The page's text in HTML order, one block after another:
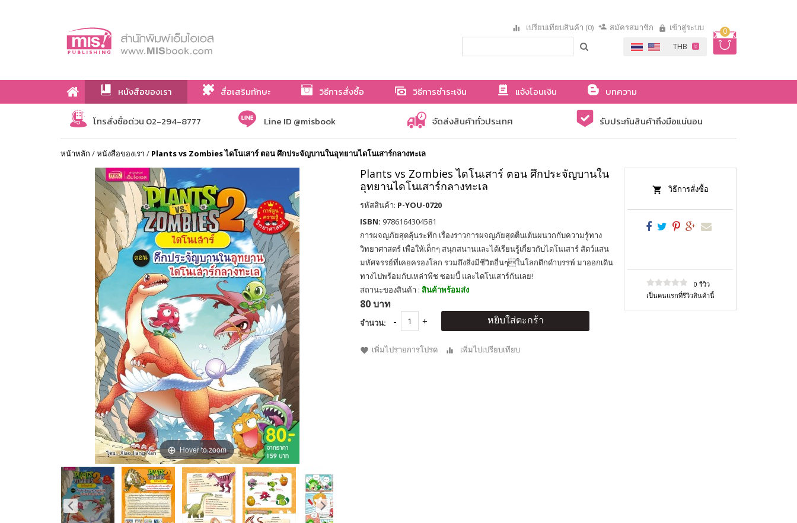
0
เปรียบเทียบสินค้า (0) สมัครสมาชิก เข้าสู่ระบบ
หนังสือของเรา สื่อเสริมทักษะ วิธีการสั่งซื้อ วิธีการชำระเงิน แจ้งโอนเงิน
บทความ
เกี่ยวกับเรา
โทรสั่งซื้อด่วน 02-294-8777 Line ID @misbook จัดส่งสินค้าทั่วประเทศ รับประกันสินค้าถึงมือแน่นอน
หน้าหลัก /หนังสือของเรา / Plants vs Zombies ไดโนเสาร์ ตอน ศึกประจัญบานในอุทยานไดโนเสาร์กลางทะเล
Hover to zoom
Plants vs Zombies ไดโนเสาร์ ตอน ศึกประจัญบานใน
อุทยานไดโนเสาร์กลางทะเล
รหัสสินค้า: P-YOU-0720
ISBN: 9786164304581
การผจญภัยสุดลุ้นระทึก เรื่องราวการผจญภัยสุดตื่นเต้นผนวกกับความรู้ทาง
วิทยาศาสตร์ เพื่อให้เด็กๆ สนุกสนานและได้เรียนรู้เกี่ยวกับไดโนเสาร์ สัตว์แสน
มหัศจรรย์ที่เคยครองโลก รวมถึงสิ่งมีชีวิตอื่นๆในโลกดึกดำบรรพ์ มาออกเดิน
ทางไปพร้อมกับเหล่าพืช ซอมบี้ และไดโนเสาร์กันเลย!
สถานะของสินค้า : สินค้าพร้อมส่ง
80 บาท
จำนวน: หยิบใส่ตะกร้า
เพิ่มไปรายการโปรด เพิ่มไปเปรียบเทียบ
วิธีการสั่งซื้อ
0 รีวิว
เป็นคนแรกที่รีวิวสินค้านี้